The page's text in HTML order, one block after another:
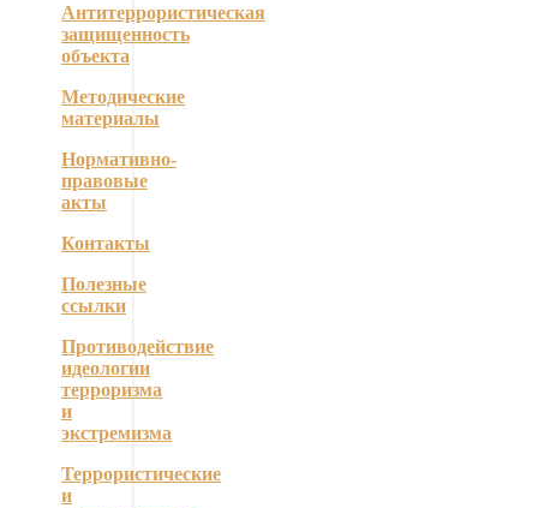
Антитеррористическая
защищенность
объекта
Методические
материалы
Нормативно-
правовые
акты
Контакты
Полезные
ссылки
Противодействие
идеологии
терроризма
и
экстремизма
Террористические
и